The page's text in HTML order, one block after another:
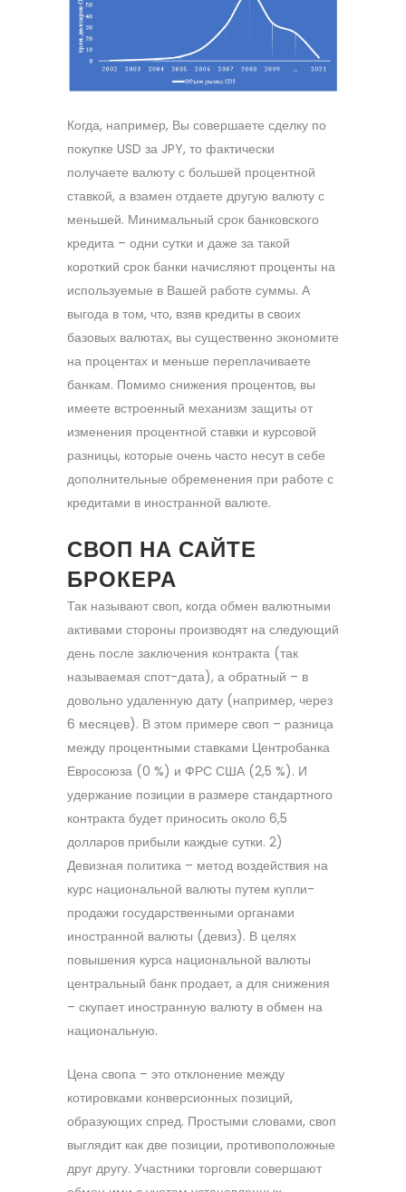
Когда, например, Вы совершаете сделку по
покупке USD за JPY, то фактически
получаете валюту с большей процентной
ставкой, а взамен отдаете другую валюту с
меньшей. Минимальный срок банковского
кредита – одни сутки и даже за такой
короткий срок банки начисляют проценты на
используемые в Вашей работе суммы. А
выгода в том, что, взяв кредиты в своих
базовых валютах, вы существенно экономите
на процентах и меньше переплачиваете
банкам. Помимо снижения процентов, вы
имеете встроенный механизм защиты от
изменения процентной ставки и курсовой
разницы, которые очень часто несут в себе
дополнительные обременения при работе с
кредитами в иностранной валюте.
СВОП НА САЙТЕ
БРОКЕРА
Так называют своп, когда обмен валютными
активами стороны производят на следующий
день после заключения контракта (так
называемая спот-дата), а обратный – в
довольно удаленную дату (например, через
6 месяцев). В этом примере своп – разница
между процентными ставками Центробанка
Евросоюза (0 %) и ФРС США (2,5 %). И
удержание позиции в размере стандартного
контракта будет приносить около 6,5
долларов прибыли каждые сутки. 2)
Девизная политика – метод воздействия на
курс национальной валюты путем купли-
продажи государственными органами
иностранной валюты (девиз). В целях
повышения курса национальной валюты
центральный банк продает, а для снижения
– скупает иностранную валюту в обмен на
национальную.
Цена свопа – это отклонение между
котировками конверсионных позиций,
образующих спред. Простыми словами, своп
выглядит как две позиции, противоположные
друг другу. Участники торговли совершают